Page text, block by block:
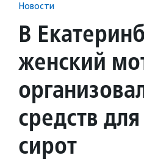
Новости
В
женский
средств
сирот